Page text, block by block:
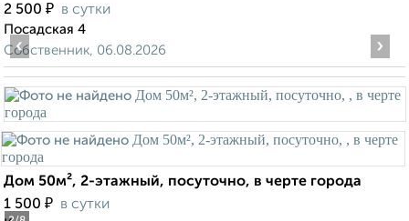
2 500 ₽ в сутки
Посадская 4
Собственник, 06.08.2026
‹ ›
Дом 50м², 2-этажный, посуточно, в черте города
1 500 ₽ в сутки